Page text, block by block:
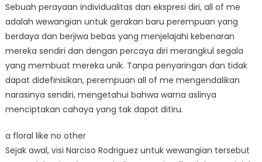
Sebuah perayaan individualitas dan ekspresi diri, all of me
adalah wewangian untuk gerakan baru perempuan yang
berdaya dan berjiwa bebas yang menjelajahi kebenaran
mereka sendiri dan dengan percaya diri merangkul segala
yang membuat mereka unik. Tanpa penyaringan dan tidak
dapat didefinisikan, perempuan all of me mengendalikan
narasinya sendiri, mengetahui bahwa warna aslinya
menciptakan cahaya yang tak dapat ditiru.
a floral like no other
Sejak awal, visi Narciso Rodriguez untuk wewangian tersebut